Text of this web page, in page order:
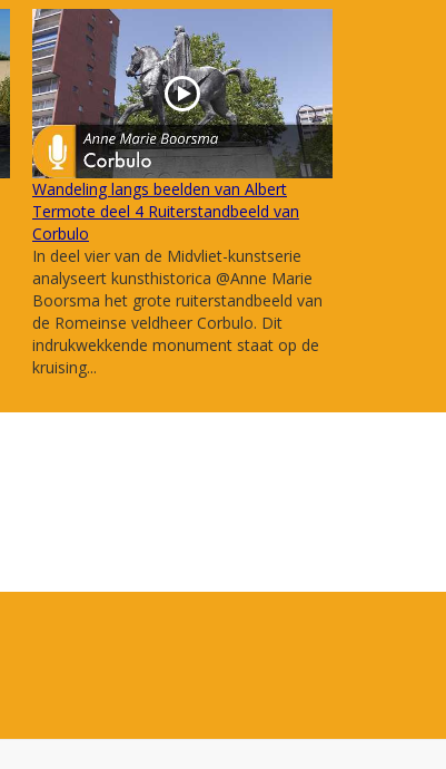
Wandeling langs beelden van Albert
Termote deel 4 Ruiterstandbeeld van
Corbulo
In deel vier van de Midvliet-kunstserie
analyseert kunsthistorica @Anne Marie
Boorsma het grote ruiterstandbeeld van
de Romeinse veldheer Corbulo. Dit
indrukwekkende monument staat op de
kruising...